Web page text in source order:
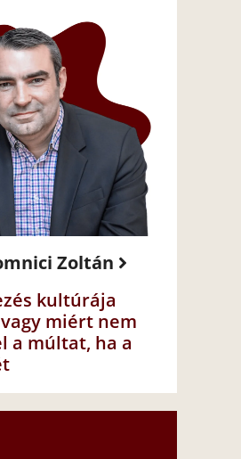
Zoltán
kultúrája
miért nem
a múltat, ha a